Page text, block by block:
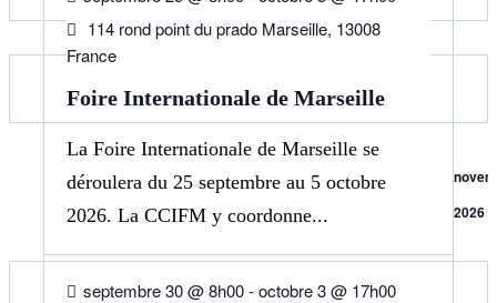
114 rond point du prado Marseille, 13008
France
Foire Internationale de Marseille
La Foire Internationale de Marseille se
déroulera du 25 septembre au 5 octobre
2026. La CCIFM y coordonne...
septembre 30 @ 8h00-octobre 3 @ 17h00
2026